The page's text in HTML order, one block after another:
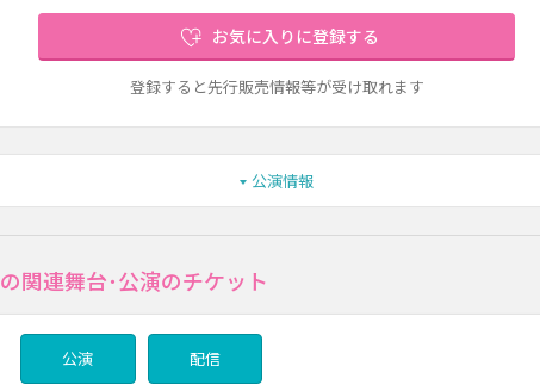
お気に入りに登録する
登録すると先行販売情報等が受け取れます
公演情報
関連舞台･公演のチケット
公演 配信